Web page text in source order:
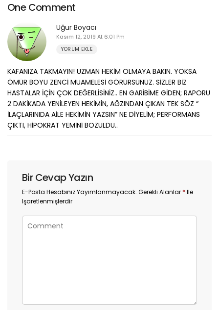
One Comment
Uğur Boyacı
Kasım 12, 2019 At 6:01 Pm
YORUM EKLE
KAFANIZA TAKMAYIN! UZMAN HEKİM OLMAYA BAKIN. YOKSA
ÖMÜR BOYU ZENCİ MUAMELESİ GÖRÜRSÜNÜZ. SİZLER BİZ
HASTALAR İÇİN ÇOK DEĞERLİSİNİZ.. EN GARİBİME GİDEN; RAPORU
2 DAKİKADA YENİLEYEN HEKİMİN, AĞZINDAN ÇIKAN TEK SÖZ “
İLAÇLARINIDA AİLE HEKİMİN YAZSIN” NE DİYELİM; PERFORMANS
ÇIKTI, HİPOKRAT YEMİNİ BOZULDU..
Bir Cevap Yazın
E-Posta Hesabınız Yayımlanmayacak. Gerekli Alanlar * Ile
Işaretlenmişlerdir